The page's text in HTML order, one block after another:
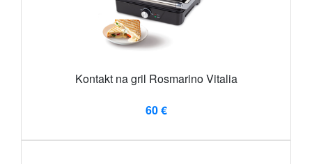
Kontakt na gril Rosmarino Vitalia
60 €